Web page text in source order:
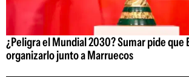
¿Peligra el Mundial 2030? Sumar pide que
organizarlo junto a Marruecos